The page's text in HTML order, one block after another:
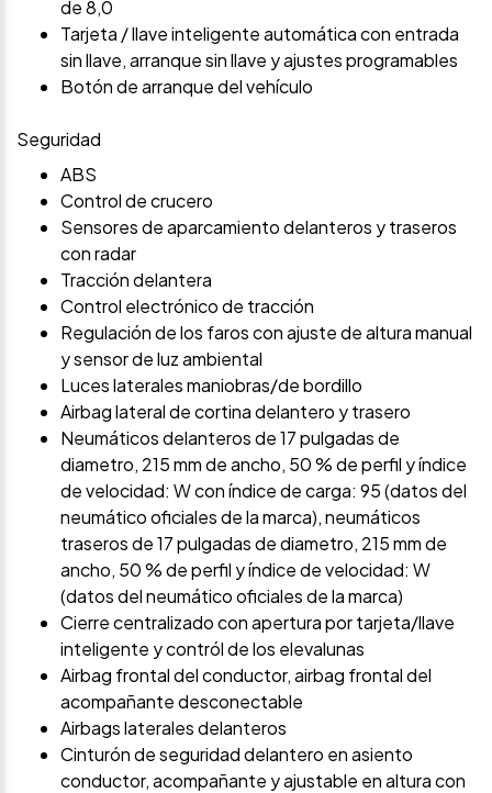
de 8,0
Tarjeta / llave inteligente automática con entrada
sin llave, arranque sin llave y ajustes programables
Botón de arranque del vehículo
Seguridad
ABS
Control de crucero
Sensores de aparcamiento delanteros y traseros
con radar
Tracción delantera
Control electrónico de tracción
Regulación de los faros con ajuste de altura manual
y sensor de luz ambiental
Luces laterales maniobras/de bordillo
Airbag lateral de cortina delantero y trasero
Neumáticos delanteros de 17 pulgadas de
diametro, 215 mm de ancho, 50 % de perfil y índice
de velocidad: W con índice de carga: 95 (datos del
neumático oficiales de la marca), neumáticos
traseros de 17 pulgadas de diametro, 215 mm de
ancho, 50 % de perfil y índice de velocidad: W
(datos del neumático oficiales de la marca)
Cierre centralizado con apertura por tarjeta/llave
inteligente y contról de los elevalunas
Airbag frontal del conductor, airbag frontal del
acompañante desconectable
Airbags laterales delanteros
Cinturón de seguridad delantero en asiento
conductor, acompañante y ajustable en altura con